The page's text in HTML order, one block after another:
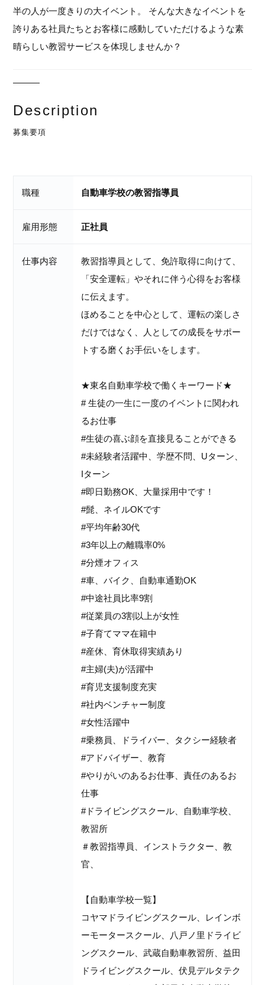
半の人が一度きりの大イベント。 そんな大きなイベントを
誇りある社員たちとお客様に感動していただけるような素
晴らしい教習サービスを体現しませんか？
Description
募集要項
職種 自動車学校の教習指導員
雇用形態 正社員
仕事内容
教習指導員として、免許取得に向けて、
「安全運転」やそれに伴う心得をお客様
に伝えます。
ほめることを中心として、運転の楽しさ
だけではなく、人としての成長をサポー
トする磨くお手伝いをします。
★東名自動車学校で働くキーワード★
# 生徒の一生に一度のイベントに関われ
るお仕事
#生徒の喜ぶ顔を直接見ることができる
#未経験者活躍中、学歴不問、Uターン、
Iターン
#即日勤務OK、大量採用中です！
#髭、ネイルOKです
#平均年齢30代
#3年以上の離職率0%
#分煙オフィス
#車、バイク、自動車通勤OK
#中途社員比率9割
#従業員の3割以上が女性
#子育てママ在籍中
#産休、育休取得実績あり
#主婦(夫)が活躍中
#育児支援制度充実
#社内ベンチャー制度
#女性活躍中
#乗務員、ドライバー、タクシー経験者
#アドバイザー、教育
#やりがいのあるお仕事、責任のあるお
仕事
#ドライビングスクール、自動車学校、
教習所
＃教習指導員、インストラクター、教
官、
【自動車学校一覧】
コヤマドライビングスクール、レインボ
ーモータースクール、八戸ノ里ドライビ
ングスクール、武蔵自動車教習所、益田
ドライビングスクール、伏見デルタテク